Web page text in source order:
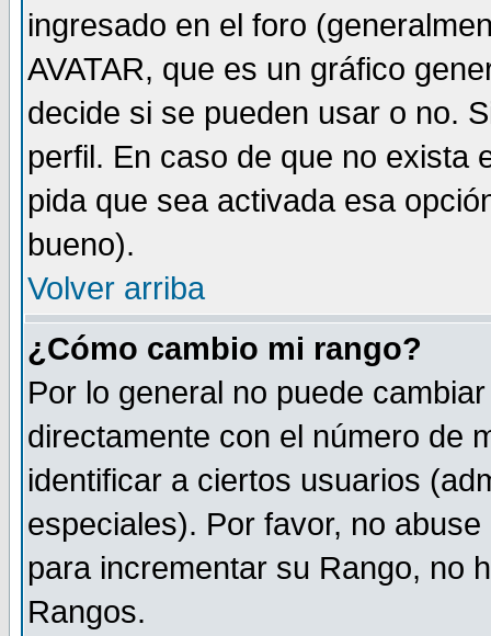
ingresado en el foro
AVATAR, que es un gráfico
decide si se pueden usar o no.
perfil. En caso de que no exista
pida que sea activada esa
bueno).
Volver arriba
¿Cómo cambio mi rango?
Por lo general no puede
directamente con el número de
identificar a ciertos usuarios
especiales). Por favor, no
para incrementar su Rango, no
Rangos.